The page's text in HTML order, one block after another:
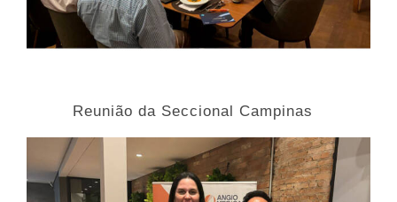
Reunião da Seccional Campinas